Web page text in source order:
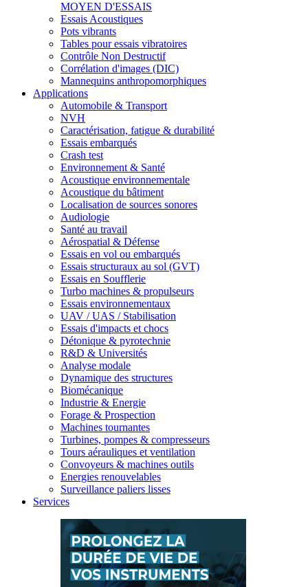
MOYEN D'ESSAIS
Essais Acoustiques
Pots vibrants
Tables pour essais vibratoires
Contrôle Non Destructif
Corrélation d'images (DIC)
Mannequins anthropomorphiques
Applications
Automobile & Transport
NVH
Caractérisation, fatigue & durabilité
Essais embarqués
Crash test
Environnement & Santé
Acoustique environnementale
Acoustique du bâtiment
Localisation de sources sonores
Audiologie
Santé au travail
Aérospatial & Défense
Essais en vol ou embarqués
Essais structuraux au sol (GVT)
Essais en Soufflerie
Turbo machines & propulseurs
Essais environnementaux
UAV / UAS / Stabilisation
Essais d'impacts et chocs
Détonique & pyrotechnie
R&D & Universités
Analyse modale
Dynamique des structures
Biomécanique
Industrie & Energie
Forage & Prospection
Machines tournantes
Turbines, pompes & compresseurs
Tours aérauliques et ventilation
Convoyeurs & machines outils
Energies renouvelables
Surveillance paliers lisses
Services